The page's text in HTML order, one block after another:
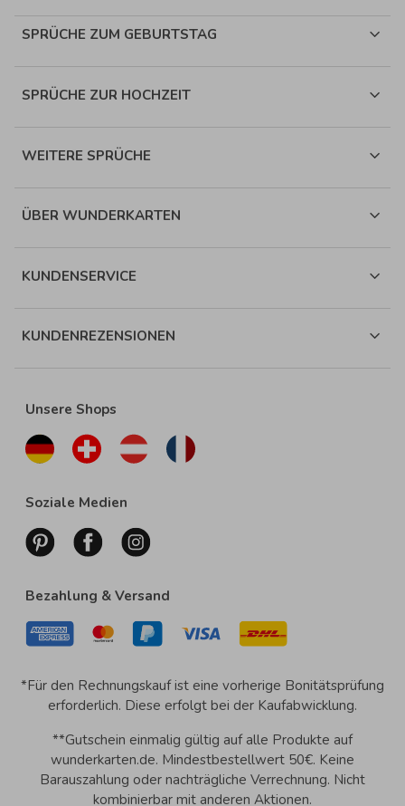
SPRÜCHE ZUM GEBURTSTAG
SPRÜCHE ZUR HOCHZEIT
WEITERE SPRÜCHE
ÜBER WUNDERKARTEN
KUNDENSERVICE
KUNDENREZENSIONEN
Unsere Shops
Soziale Medien
Bezahlung & Versand
*Für den Rechnungskauf ist eine vorherige Bonitätsprüfung
erforderlich. Diese erfolgt bei der Kaufabwicklung.
**Gutschein einmalig gültig auf alle Produkte auf
wunderkarten.de. Mindestbestellwert 50€. Keine
Barauszahlung oder nachträgliche Verrechnung. Nicht
kombinierbar mit anderen Aktionen.